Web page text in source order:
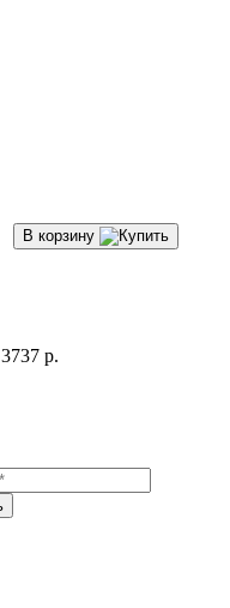
В корзину
p.